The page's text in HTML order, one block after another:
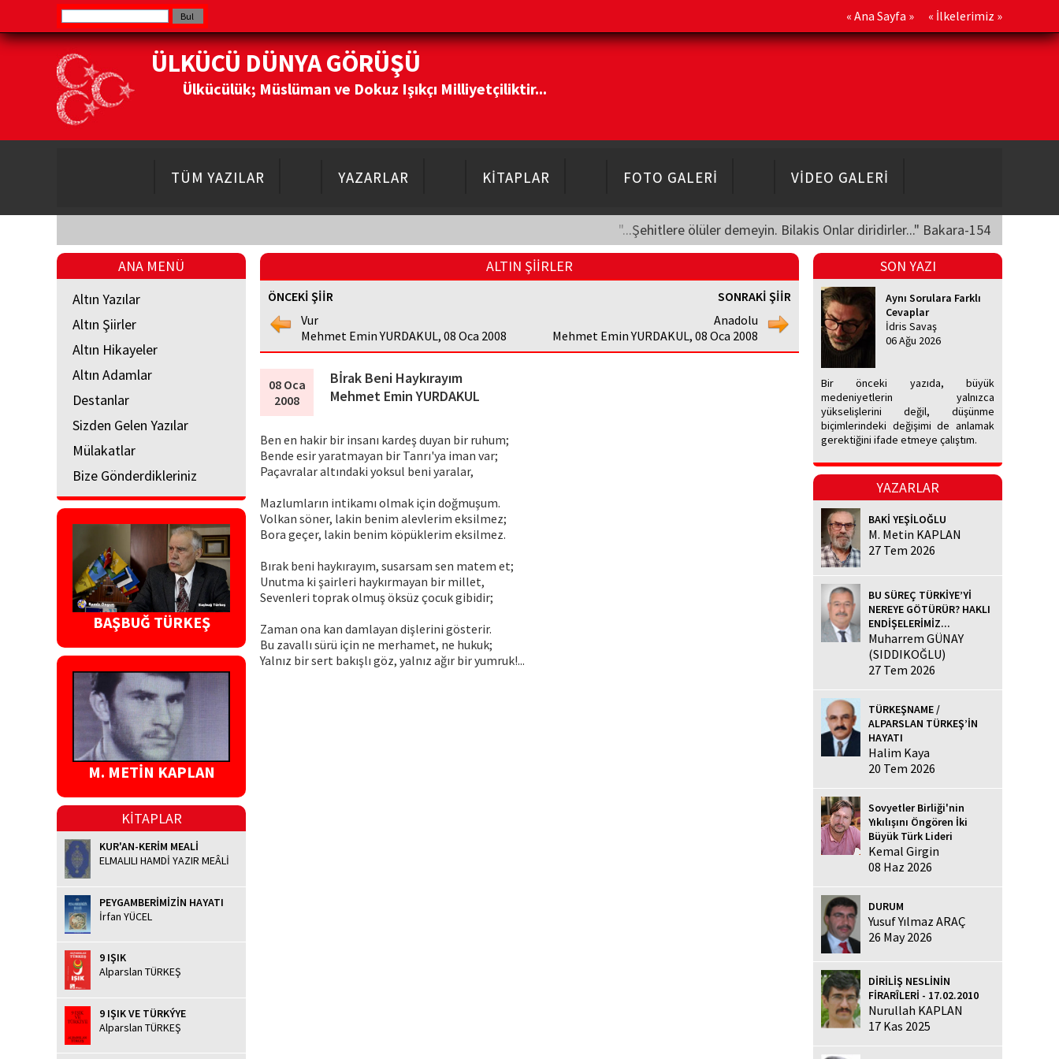
« Ana Sayfa » « İlkelerimiz »
ÜLKÜCÜ DÜNYA GÖRÜŞÜ
Ülkücülük; Müslüman ve Dokuz Işıkçı Milliyetçiliktir...
TÜM YAZILAR YAZARLAR KİTAPLAR FOTO GALERİ VİDEO GALERİ
"...Şehitlere ölüler demeyin. Bilakis Onlar diridirler..." Bakara-154
ANA MENÜ
Altın Yazılar
Altın Şiirler
Altın Hikayeler
Altın Adamlar
Destanlar
Sizden Gelen Yazılar
Mülakatlar
Bize Gönderdikleriniz
BAŞBUĞ TÜRKEŞ
M. METİN KAPLAN
KİTAPLAR
KUR'AN-KERİM MEALİ
ELMALILI HAMDİ YAZIR MEÂLİ
PEYGAMBERİMİZİN HAYATI
İrfan YÜCEL
9 IŞIK
Alparslan TÜRKEŞ
9 IŞIK VE TÜRKÝYE
Alparslan TÜRKEŞ
ALTIN ŞİİRLER
ÖNCEKİ ŞİİR
Vur
Mehmet Emin YURDAKUL, 08 Oca 2008
SONRAKİ ŞİİR
Anadolu
Mehmet Emin YURDAKUL, 08 Oca 2008
08 Oca
2008
Bİrak Beni Haykırayım
Mehmet Emin YURDAKUL
Ben en hakir bir insanı kardeş duyan bir ruhum;
Bende esir yaratmayan bir Tanrı'ya iman var;
Paçavralar altındaki yoksul beni yaralar,
Mazlumların intikamı olmak için doğmuşum.
Volkan söner, lakin benim alevlerim eksilmez;
Bora geçer, lakin benim köpüklerim eksilmez.
Bırak beni haykırayım, susarsam sen matem et;
Unutma ki şairleri haykırmayan bir millet,
Sevenleri toprak olmuş öksüz çocuk gibidir;
Zaman ona kan damlayan dişlerini gösterir.
Bu zavallı sürü için ne merhamet, ne hukuk;
Yalnız bir sert bakışlı göz, yalnız ağır bir yumruk!...
SON YAZI
Aynı Sorulara Farklı
Cevaplar
İdris Savaş
06 Ağu 2026
Bir önceki yazıda, büyük
medeniyetlerin yalnızca
yükselişlerini değil, düşünme
biçimlerindeki değişimi de anlamak
gerektiğini ifade etmeye çalıştım.
YAZARLAR
BAKİ YEŞİLOĞLU
M. Metin KAPLAN
27 Tem 2026
BU SÜREÇ TÜRKİYE’Yİ
NEREYE GÖTÜRÜR? HAKLI
ENDİŞELERİMİZ...
Muharrem GÜNAY
(SIDDIKOĞLU)
27 Tem 2026
TÜRKEŞNAME /
ALPARSLAN TÜRKEŞ’İN
HAYATI
Halim Kaya
20 Tem 2026
Sovyetler Birliği'nin
Yıkılışını Öngören İki
Büyük Türk Lideri
Kemal Girgin
08 Haz 2026
DURUM
Yusuf Yılmaz ARAÇ
26 May 2026
DİRİLİŞ NESLİNİN
FİRARÎLERİ - 17.02.2010
Nurullah KAPLAN
17 Kas 2025